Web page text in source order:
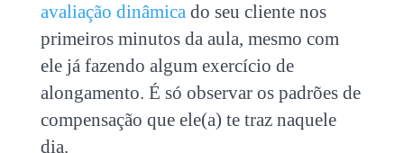
avaliação dinâmicado seu cliente nos
primeiros minutos da aula, mesmo com
ele já fazendo algum exercício de
alongamento. É só observar os padrões de
compensação que ele(a) te traz naquele
dia.